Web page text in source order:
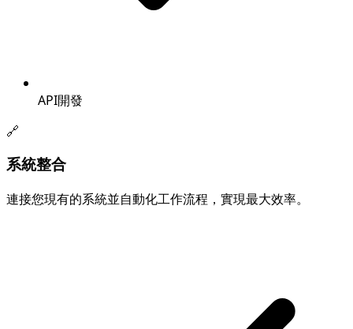
API開發
🔗
系統整合
連接您現有的系統並自動化工作流程，實現最大效率。